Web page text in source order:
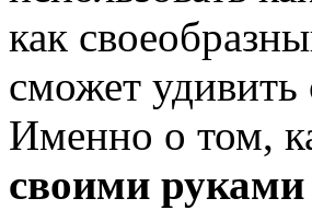
как
сможет
Именно о том,
своими руками